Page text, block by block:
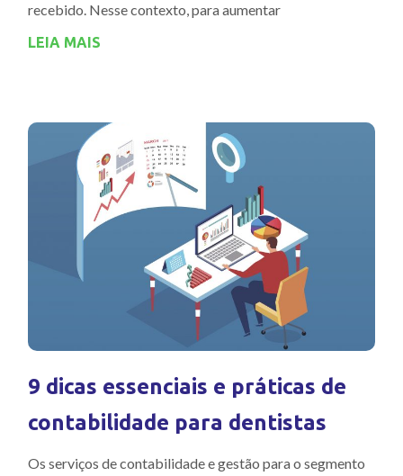
recebido. Nesse contexto, para aumentar
LEIA MAIS
9 dicas essenciais e práticas de
contabilidade para dentistas
Os serviços de contabilidade e gestão para o segmento